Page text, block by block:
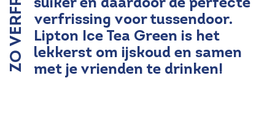
verfrissing voor tussendoor.
Lipton Ice Tea Green is het
lekkerst om ijskoud en samen
met je vrienden te drinken!